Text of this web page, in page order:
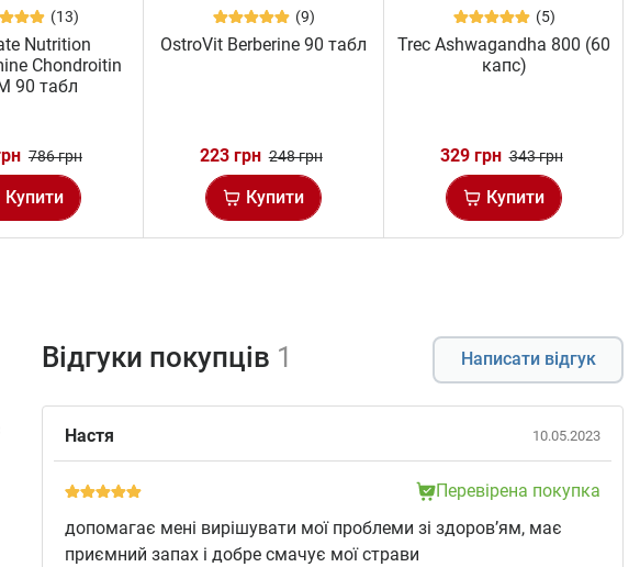
(13)
Nutrition
Chondroitin
90 табл
786 грн
Купити
(9)
OstroVit Berberine 90 табл
223 грн 248 грн
Купити
(5)
Trec Ashwagandha 800 (60
капс)
329 грн 343 грн
Купити
Відгуки покупців 1 Написати відгук
Настя 10.05.2023
Перевірена покупка
допомагає мені вирішувати мої проблеми зі здоров’ям, має
приємний запах і добре смачує мої страви